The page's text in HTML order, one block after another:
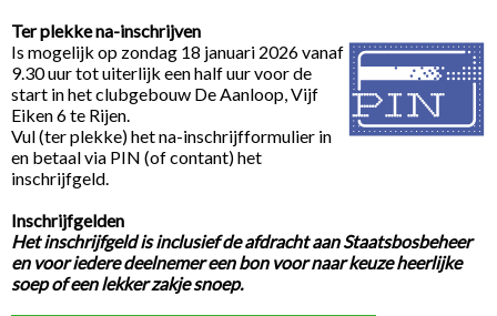
Ter plekke na-inschrijven
Is mogelijk op zondag 18 januari 2026 vanaf
9.30 uur tot uiterlijk een half uur voor de
start in het clubgebouw De Aanloop, Vijf
Eiken 6 te Rijen.
Vul (ter plekke) het na-inschrijfformulier in
en betaal via PIN (of contant) het
inschrijfgeld.
Inschrijfgelden
Het inschrijfgeld is inclusief de afdracht aan Staatsbosbeheer
en voor iedere deelnemer een bon voor naar keuze heerlijke
soep of een lekker zakje snoep.